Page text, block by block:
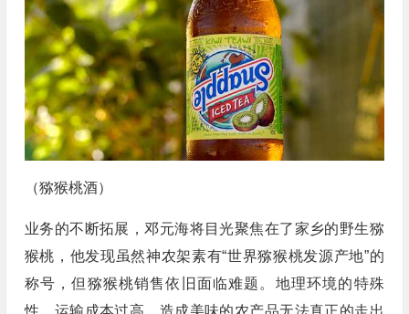
（猕猴桃酒）
业务的不断拓展，邓元海将目光聚焦在了家乡的野生猕
猴桃，他发现虽然神农架素有“世界猕猴桃发源产地”的
称号，但猕猴桃销售依旧面临难题。地理环境的特殊